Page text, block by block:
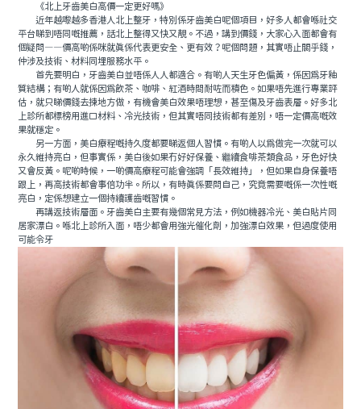
《北上牙齒美白高價一定更好嗎》
近年越嚟越多香港人北上整牙，特別係牙齒美白呢個項目，好多人都會喺社交
平台睇到唔同嘅推薦，話北上整得又快又靚。不過，講到價錢，大家心入面都會有
個疑問——價高啲係咪就真係代表更安全、更有效？呢個問題，其實唔止關乎錢，
仲涉及技術、材料同埋服務水平。
首先要明白，牙齒美白並唔係人人都適合。有啲人天生牙色偏黃，係因為牙釉
質結構；有啲人就係因為飲茶、咖啡、紅酒時間耐咗而積色。如果唔先進行專業評
估，就只睇價錢去揀地方做，有機會美白效果唔理想，甚至傷及牙齒表層。好多北
上診所都標榜用進口材料、冷光技術，但其實唔同技術都有差別，唔一定價高嘅效
果就穩定。
另一方面，美白療程嘅持久度都要睇返個人習慣。有啲人以為做完一次就可以
永久維持亮白，但事實係，美白後如果冇好好保養、繼續食啡茶類食品，牙色好快
又會反黃。呢啲時候，一啲價高療程可能會強調「長效維持」，但如果自身保養唔
跟上，再高技術都會事倍功半。所以，有時真係要問自己，究竟需要嘅係一次性嘅
亮白，定係想建立一個持續護齒嘅習慣。
再講返技術層面。牙齒美白主要有幾個常見方法，例如機器冷光、美白貼片同
居家漂白。喺北上診所入面，唔少都會用強光催化劑，加強漂白效果，但過度使用
可能令牙